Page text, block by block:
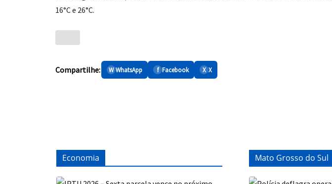
16°C e 26°C.
Compartilhe: W WhatsApp f Facebook X X
Economia Mato Grosso do Sul